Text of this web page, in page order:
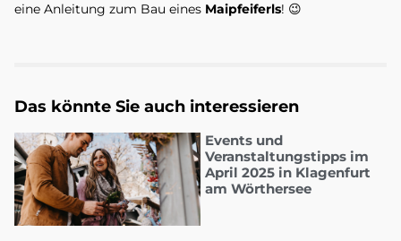
eine Anleitung zum Bau eines Maipfeiferls! 😉
Das könnte Sie auch interessieren
Events und
Veranstaltungstipps im
April 2025 in Klagenfurt
am Wörthersee